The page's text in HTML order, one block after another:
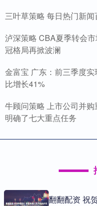
三叶草策略 每日热门新
泸深策略 CBA夏季转会
冠格局再掀波澜
金富宝 广东：前三季度
比增长41%
牛顾问策略 上市公司并
明确了七大重点任务
翻翻配资 祝